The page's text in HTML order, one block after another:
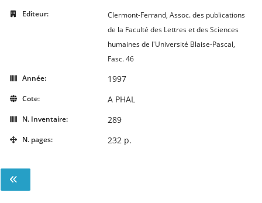
Editeur:
Clermont-Ferrand, Assoc. des publications
de la Faculté des Lettres et des Sciences
humaines de l'Université Blaise-Pascal,
Fasc. 46
Année:
1997
Cote: A PHAL
N. Inventaire: 289
N. pages: 232 p.